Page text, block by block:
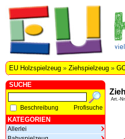
EU Holzspielzeug » Ziehspielzeug »
SUCHE
Beschreibung Profisuche
KATEGORIEN
Allerlei
Art.-